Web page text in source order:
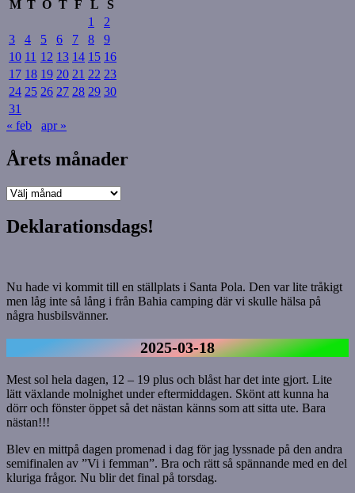
M T O T F L
S
1
2
3
4 5 6 7 8
9
10 11 12 13 14 15 16
17 18 19 20 21 22 23
24 25 26 27 28 29 30
31
« feb
apr »
Årets månader
Årets
Deklarationsdags!
Nu hade vi kommit till en ställplats i Santa Pola. Den var lite tråkigt
men låg inte så lång i från Bahia camping där vi skulle hälsa på
några husbilsvänner.
2025-03-18
Mest sol hela dagen, 12 – 19 plus och blåst har det inte gjort. Lite
lätt växlande molnighet under eftermiddagen. Skönt att kunna ha
dörr och fönster öppet så det nästan känns som att sitta ute. Bara
nästan!!!
Blev en mittpå dagen promenad i dag för jag lyssnade på den andra
semifinalen av ”Vi i femman”. Bra och rätt så spännande med en del
kluriga frågor. Nu blir det final på torsdag.